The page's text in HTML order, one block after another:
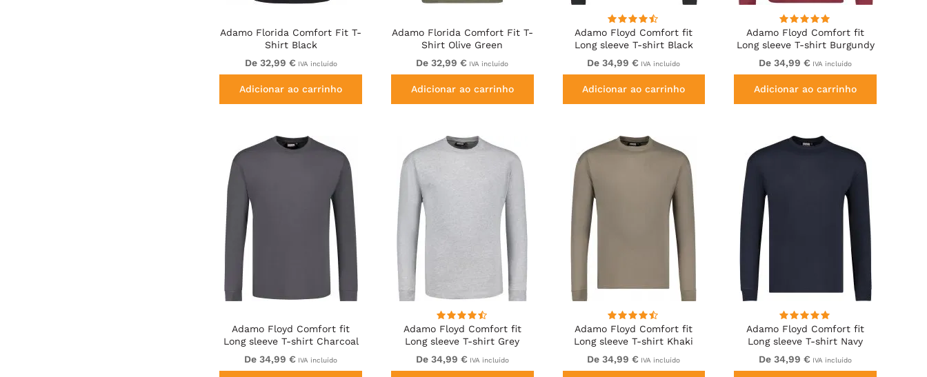
Adamo Florida Comfort Fit T-
Shirt Black
De 32,99 € IVA incluído
Adicionar ao carrinho
Adamo Florida Comfort Fit T-
Shirt Olive Green
De 32,99 € IVA incluído
Adicionar ao carrinho
Adamo Floyd Comfort fit
Long sleeve T-shirt Black
De 34,99 € IVA incluído
Adicionar ao carrinho
Adamo Floyd Comfort fit
Long sleeve T-shirt Burgundy
De 34,99 € IVA incluído
Adicionar ao carrinho
Adamo Floyd Comfort fit
Long sleeve T-shirt Charcoal
De 34,99 € IVA incluído
Adamo Floyd Comfort fit
Long sleeve T-shirt Grey
De 34,99 € IVA incluído
Adamo Floyd Comfort fit
Long sleeve T-shirt Khaki
De 34,99 € IVA incluído
Adamo Floyd Comfort fit
Long sleeve T-shirt Navy
De 34,99 € IVA incluído